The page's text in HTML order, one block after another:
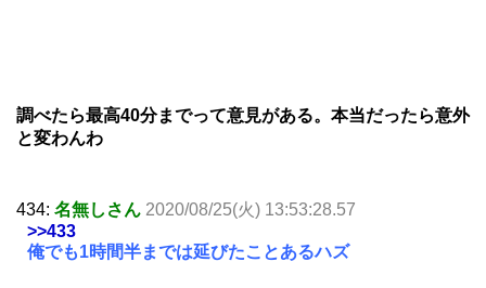
調べたら最高40分までって意見がある。本当だったら意外
と変わんわ
434: 名無しさん 2020/08/25(火) 13:53:28.57
>>433
俺でも1時間半までは延びたことあるハズ